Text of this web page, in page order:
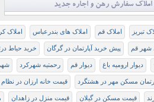
املاک سفارش رهن و اجاره جدید
تبریز املاک قم املاک های بندرعباس املاک
شهر قم پیش خرید آپارتمان در گرگان خريد حياط
دیوار ارومیه باغ دیوار قم رحمتیه شهرکرد
مسکن مهر در هشتگرد قیمت خانه ارزان در نظام
قیمت مسکن در گیلان قیمت منزل در زاهدان